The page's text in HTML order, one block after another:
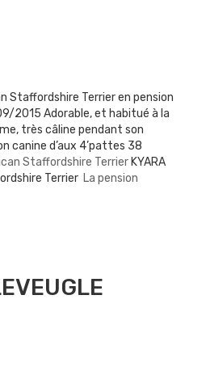
Staffordshire Terrier en pension
2015 Adorable, et habitué à la
très câline pendant son
canine d’aux 4’pattes 38
KYARA
Terrier La pension